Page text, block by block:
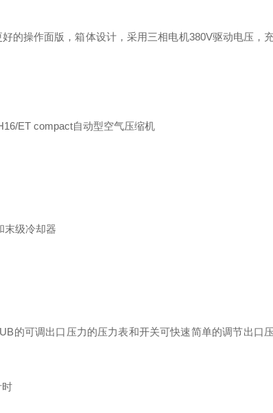
的操作面版，箱体设计，采用三相电机380V驱动电压，
末级冷却器
的可调出口压力的压力表和开关可快速简单的调节出口